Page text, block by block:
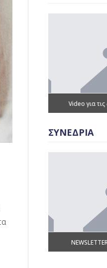
Video για τις
ΣΥΝΕΔΡΙΑ
NEWSLETTER